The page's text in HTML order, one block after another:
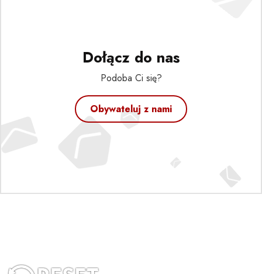
Dołącz do nas
Podoba Ci się?
Obywateluj z nami